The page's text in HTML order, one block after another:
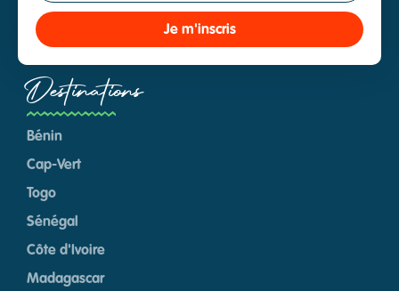
Je m'inscris
Destinations
Bénin
Cap-Vert
Togo
Sénégal
Côte d'Ivoire
Madagascar